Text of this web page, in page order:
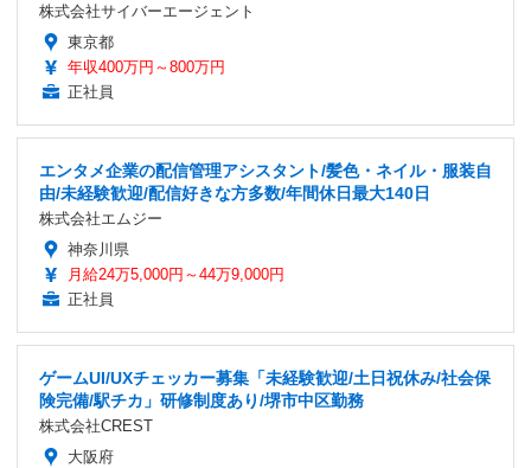
株式会社サイバーエージェント
東京都
年収400万円～800万円
正社員
エンタメ企業の配信管理アシスタント/髪色・ネイル・服装自
由/未経験歓迎/配信好きな方多数/年間休日最大140日
株式会社エムジー
神奈川県
月給24万5,000円～44万9,000円
正社員
ゲームUI/UXチェッカー募集「未経験歓迎/土日祝休み/社会保
険完備/駅チカ」研修制度あり/堺市中区勤務
株式会社CREST
大阪府